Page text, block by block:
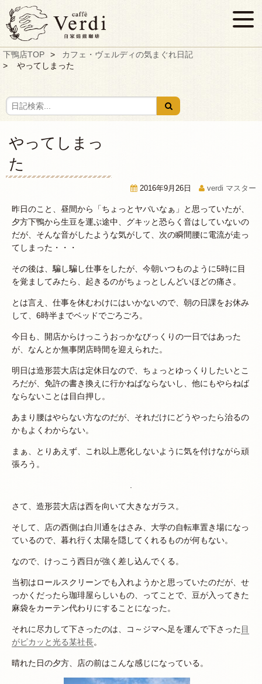
下鴨店TOP
カフェ・ヴェルディの気まぐれ日記
やってしまった
やってしまっ
た
2016年9月26日 verdi マスター
昨日のこと、昼間から「ちょっとヤバいなぁ」と思っていたが、
夕方下鴨から生豆を運ぶ途中、グキッと恐らく音はしていないの
だが、そんな音がしたような気がして、次の瞬間腰に電流が走っ
てしまった・・・
その後は、騙し騙し仕事をしたが、今朝いつものように5時に目
を覚ましてみたら、起きるのがちょっとしんどいほどの痛さ。
とは言え、仕事を休むわけにはいかないので、朝の日課をお休み
して、6時半までベッドでごろごろ。
今日も、開店からけっこうおっかなびっくりの一日ではあった
が、なんとか無事閉店時間を迎えられた。
明日は造形芸大店は定休日なので、ちょっとゆっくりしたいとこ
ろだが、免許の書き換えに行かねばならないし、他にもやらねば
ならないことは目白押し。
あまり腰はやらない方なのだが、それだけにどうやったら治るの
かもよくわからない。
まぁ、とりあえず、これ以上悪化しないように気を付けながら頑
張ろう。
さて、造形芸大店は西を向いて大きなガラス。
そして、店の西側は白川通をはさみ、大学の自転車置き場になっ
ているので、暮れ行く太陽を隠してくれるものが何もない。
なので、けっこう西日が強く差し込んでくる。
当初はロールスクリーンでも入れようかと思っていたのだが、せ
っかくだったら珈琲屋らしいもの、ってことで、豆が入ってきた
麻袋をカーテン代わりにすることになった。
それに尽力して下さったのは、コ～ジマへ足を運んで下さった目
がピカッと光る某社長。
晴れた日の夕方、店の前はこんな感じになっている。